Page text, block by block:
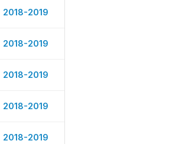
2018-2019
2018-2019
2018-2019
2018-2019
2018-2019